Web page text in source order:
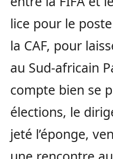
lice pour le
la CAF, pour
au Sud-africain
compte bien se
élections, le
jeté l’éponge,